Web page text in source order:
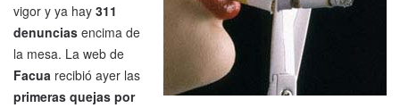
vigor y ya hay 311
denuncias encima de
la mesa. La web de
Facua recibió ayer las
primeras quejas por